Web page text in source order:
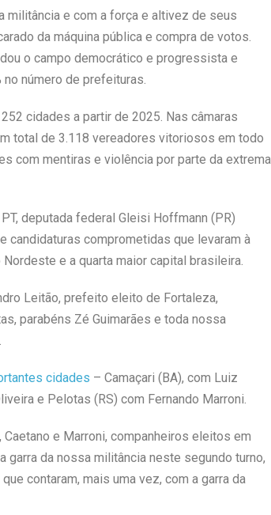
militância e com a força e altivez de seus
da máquina pública e compra de votos.
o campo democrático e progressista e
número de prefeituras.
cidades a partir de 2025. Nas câmaras
total de 3.118 vereadores vitoriosos em todo
com mentiras e violência por parte da extrema
deputada federal Gleisi Hoffmann (PR)
comprometidas que levaram à
e a quarta maior capital brasileira.
Leitão, prefeito eleito de Fortaleza,
parabéns Zé Guimarães e toda nossa
cidades – Camaçari (BA), com Luiz
e Pelotas (RS) com Fernando Marroni.
e Marroni, companheiros eleitos em
da nossa militância neste segundo turno,
contaram, mais uma vez, com a garra da